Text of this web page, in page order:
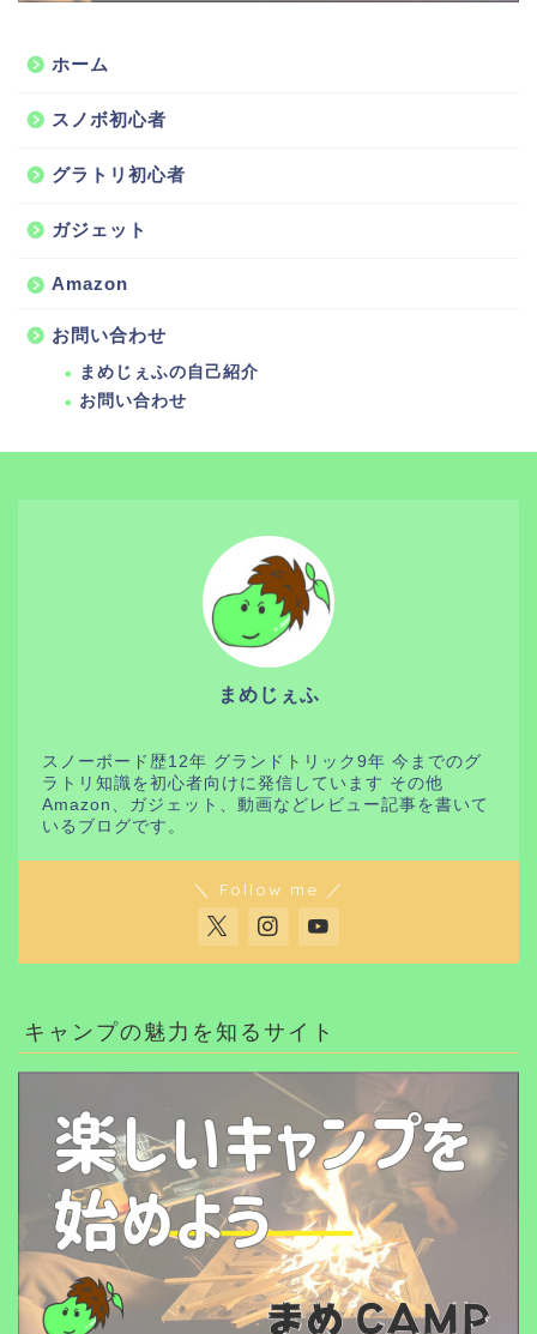
ホーム
スノボ初心者
グラトリ初心者
ガジェット
Amazon
お問い合わせ
まめじぇふの自己紹介
お問い合わせ
まめじぇふ
スノーボード歴12年 グランドトリック9年 今までのグ
ラトリ知識を初心者向けに発信しています その他
Amazon、ガジェット、動画などレビュー記事を書いて
いるブログです。
＼ Follow me ／
キャンプの魅力を知るサイト